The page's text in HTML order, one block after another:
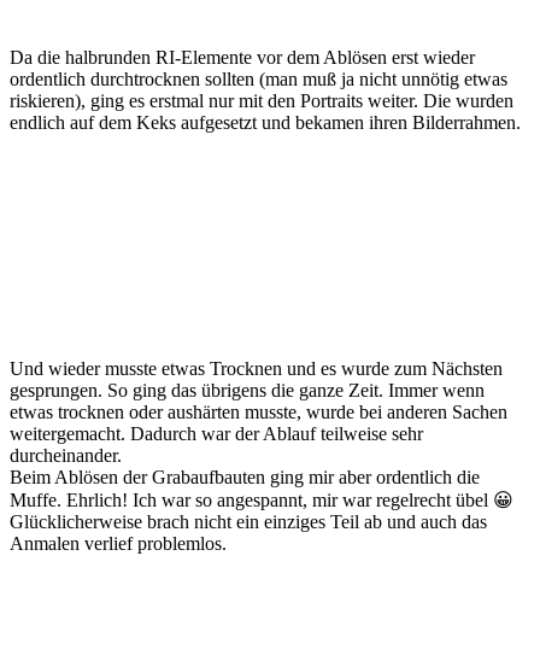
Da die halbrunden RI-Elemente vor dem Ablösen erst wieder
ordentlich durchtrocknen sollten (man muß ja nicht unnötig etwas
riskieren), ging es erstmal nur mit den Portraits weiter. Die wurden
endlich auf dem Keks aufgesetzt und bekamen ihren Bilderrahmen.
Und wieder musste etwas Trocknen und es wurde zum Nächsten
gesprungen. So ging das übrigens die ganze Zeit. Immer wenn
etwas trocknen oder aushärten musste, wurde bei anderen Sachen
weitergemacht. Dadurch war der Ablauf teilweise sehr
durcheinander.
Beim Ablösen der Grabaufbauten ging mir aber ordentlich die
Muffe. Ehrlich! Ich war so angespannt, mir war regelrecht übel 😀
Glücklicherweise brach nicht ein einziges Teil ab und auch das
Anmalen verlief problemlos.